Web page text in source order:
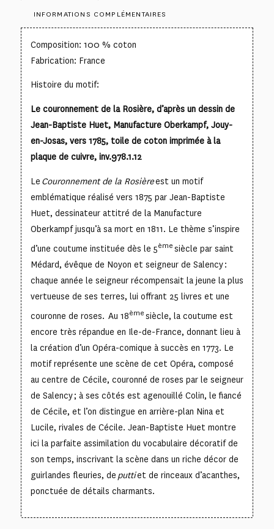
INFORMATIONS COMPLÉMENTAIRES
Composition: 100 % coton
Fabrication: France
Histoire du motif:
Le couronnement de la Rosière, d’après un dessin de
Jean-Baptiste Huet, Manufacture Oberkampf, Jouy-
en-Josas, vers 1785, toile de coton imprimée à la
plaque de cuivre, inv.978.1.12
Le Couronnement de la Rosièreest un motif
emblématique réalisé vers 1875 par Jean-Baptiste
Huet, dessinateur attitré de la Manufacture
Oberkampf jusqu’à sa mort en 1811. Le thème s’inspire
d’une coutume instituée dès le 5èmesiècle par saint
Médard, évêque de Noyon et seigneur de Salency :
chaque année le seigneur récompensait la jeune la plus
vertueuse de ses terres, lui offrant 25 livres et une
couronne de roses. Au 18èmesiècle, la coutume est
encore très répandue en Ile-de-France, donnant lieu à
la création d’un Opéra-comique à succès en 1773. Le
motif représente une scène de cet Opéra, composé
au centre de Cécile, couronné de roses par le seigneur
de Salency ; à ses côtés est agenouillé Colin, le fiancé
de Cécile, et l’on distingue en arrière-plan Nina et
Lucile, rivales de Cécile. Jean-Baptiste Huet montre
ici la parfaite assimilation du vocabulaire décoratif de
son temps, inscrivant la scène dans un riche décor de
guirlandes fleuries, de puttiet de rinceaux d’acanthes,
ponctuée de détails charmants.